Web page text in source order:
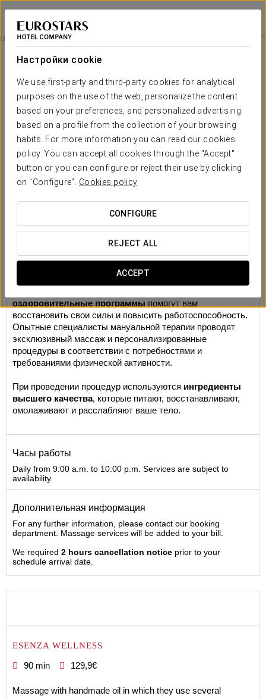
Настройки cookie
We use first-party and third-party cookies for analytical
purposes on the use of the web, personalize the content
based on your preferences, and personalized advertising
based on a profile from the collection of your browsing
habits. For more information you can read our cookies
policy. You can accept all cookies through the "Accept"
button or you can configure or reject their use by clicking
on "Configure". Cookies policy
CONFIGURE
REJECT ALL
ACCEPT
Exe Zarzuela Park
МАДРИД
Wellness
оздоровительные программы помогут вам
восстановить свои силы и повысить работоспособность.
Опытные специалисты мануальной терапии проводят
эксклюзивный массаж и персонализированные
процедуры в соответствии с потребностями и
требованиями физической активности.
При проведении процедур используются ингредиенты
высшего качества, которые питают, восстанавливают,
омолаживают и расслабляют ваше тело.
Часы работы
Daily from 9:00 a.m. to 10:00 p.m. Services are subject to
availability.
Дополнительная информация
For any further information, please contact our booking
department. Massage services will be added to your bill.
We required 2 hours cancellation notice prior to your
schedule arrival date.
ESENZA WELLNESS
90 min 129,9€
Massage with handmade oil in which they use several